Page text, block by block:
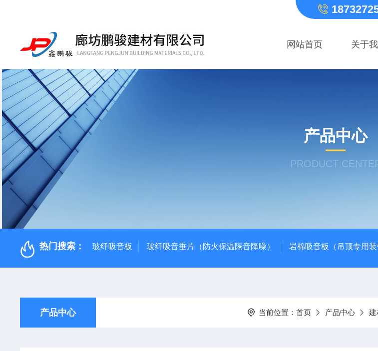
网站首页 关于
产品中心
PRODUCT
热门搜索： 玻纤吸音板 玻纤吸音垂片（防火保温隔音降噪） 岩棉吸音板（吊顶专用装
产品中心 当前位置： 首页 产品中心 建